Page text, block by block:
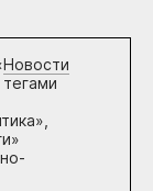
Новости
тегами